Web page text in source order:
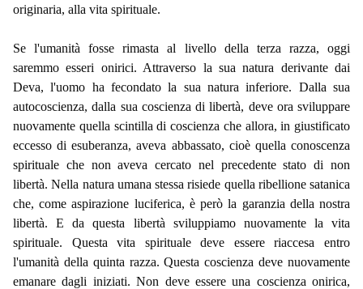
originaria, alla vita spirituale.
Se l'umanità fosse rimasta al livello della terza razza, oggi
saremmo esseri onirici. Attraverso la sua natura derivante dai
Deva, l'uomo ha fecondato la sua natura inferiore. Dalla sua
autocoscienza, dalla sua coscienza di libertà, deve ora sviluppare
nuovamente quella scintilla di coscienza che allora, in giustificato
eccesso di esuberanza, aveva abbassato, cioè quella conoscenza
spirituale che non aveva cercato nel precedente stato di non
libertà. Nella natura umana stessa risiede quella ribellione satanica
che, come aspirazione luciferica, è però la garanzia della nostra
libertà. E da questa libertà sviluppiamo nuovamente la vita
spirituale. Questa vita spirituale deve essere riaccesa entro
l'umanità della quinta razza. Questa coscienza deve nuovamente
emanare dagli iniziati. Non deve essere una coscienza onirica,